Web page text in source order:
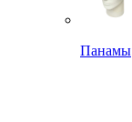
Панамы